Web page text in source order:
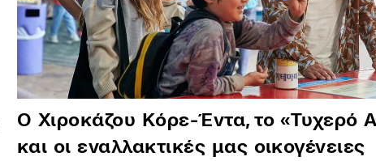
Ο Χιροκάζου Κόρε-Έντα, το «Τυχερό
και οι εναλλακτικές μας οικογένειες